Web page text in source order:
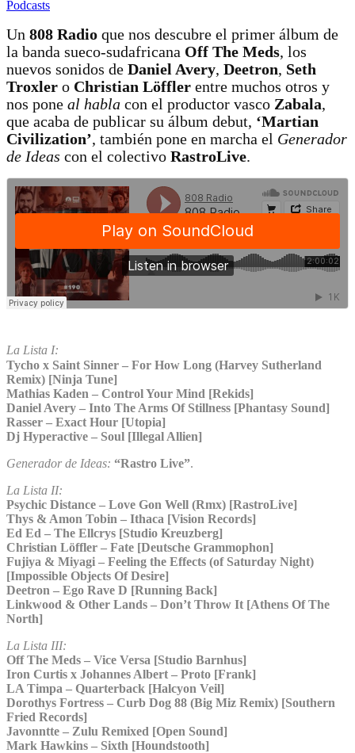
Podcasts
Un 808 Radio que nos descubre el primer álbum de
la banda sueco-sudafricana Off The Meds, los
nuevos sonidos de Daniel Avery, Deetron, Seth
Troxler o Christian Löffler entre muchos otros y
nos pone al habla con el productor vasco Zabala,
que acaba de publicar su álbum debut, ‘Martian
Civilization’, también pone en marcha el Generador
de Ideas con el colectivo RastroLive.
La Lista I:
Tycho x Saint Sinner – For How Long (Harvey Sutherland
Remix) [Ninja Tune]
Mathias Kaden – Control Your Mind [Rekids]
Daniel Avery – Into The Arms Of Stillness [Phantasy Sound]
Rasser – Exact Hour [Utopia]
Dj Hyperactive – Soul [Illegal Allien]
Generador de Ideas: “Rastro Live”.
La Lista II:
Psychic Distance – Love Gon Well (Rmx) [RastroLive]
Thys & Amon Tobin – Ithaca [Vision Records]
Ed Ed – The Ellcrys [Studio Kreuzberg]
Christian Löffler – Fate [Deutsche Grammophon]
Fujiya & Miyagi – Feeling the Effects (of Saturday Night)
[Impossible Objects Of Desire]
Deetron – Ego Rave D [Running Back]
Linkwood & Other Lands – Don’t Throw It [Athens Of The
North]
La Lista III:
Off The Meds – Vice Versa [Studio Barnhus]
Iron Curtis x Johannes Albert – Proto [Frank]
LA Timpa – Quarterback [Halcyon Veil]
Dorothys Fortress – Curb Dog 88 (Big Miz Remix) [Southern
Fried Records]
Javonntte – Zulu Remixed [Open Sound]
Mark Hawkins – Sixth [Houndstooth]